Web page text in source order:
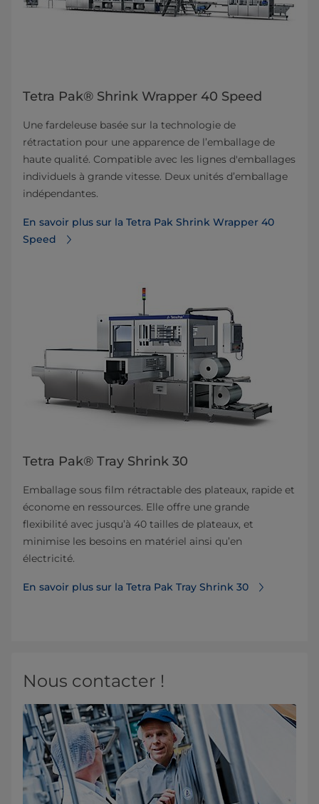
Tetra Pak® Shrink Wrapper 40 Speed
Une fardeleuse basée sur la technologie de
rétractation pour une apparence de l’emballage de
haute qualité. Compatible avec les lignes d'emballages
individuels à grande vitesse. Deux unités d’emballage
indépendantes.
En savoir plus sur la Tetra Pak Shrink Wrapper 40
Speed
Tetra Pak® Tray Shrink 30
Emballage sous film rétractable des plateaux, rapide et
économe en ressources. Elle offre une grande
flexibilité avec jusqu’à 40 tailles de plateaux, et
minimise les besoins en matériel ainsi qu’en
électricité.
En savoir plus sur la Tetra Pak Tray Shrink 30
Nous contacter !